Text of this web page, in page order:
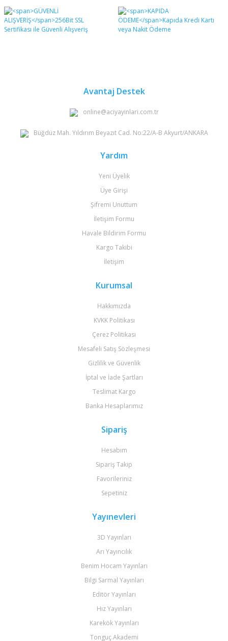
Yorum Yaz
Ürün resmi kalitesiz, bozuk veya görüntülenemiyor.
Ürün açıklamasında eksik bilgiler bulunuyor.
Avantaj Destek
online@aciyayinlari.com.tr
Büğdüz Mah. Yıldırım Beyazıt Cad. No:22/A-B Akyurt/ANKARA
Yardım
Yeni Üyelik
Üye Girişi
Şifremi Unuttum
İletişim Formu
Havale Bildirim Formu
Kargo Takibi
İletişim
Kurumsal
Hakkımızda
KVKK Politikası
Çerez Politikası
Mesafeli Satış Sözleşmesi
Gizlilik ve Güvenlik
İptal ve İade Şartları
Teslimat Kargo
Banka Hesaplarımız
Sipariş
Hesabım
Sipariş Takip
Favorileriniz
Sepetiniz
Yayınevleri
3D Yayınları
Arı Yayıncılık
Benim Hocam Yayınları
Bilgi Sarmal Yayınları
Editör Yayınları
Hız Yayınları
Karekök Yayınları
Tonguç Akademi